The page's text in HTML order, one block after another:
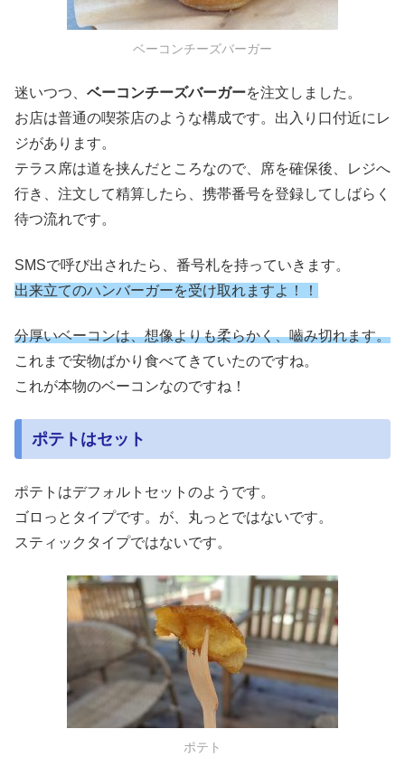
ベーコンチーズバーガー
迷いつつ、 ベーコンチーズバーガーを注文しました。
お店は普通の喫茶店のような構成です。出入り口付近にレ
ジがあります。
テラス席は道を挟んだところなので、席を確保後、レジへ
行き、注文して精算したら、携帯番号を登録してしばらく
待つ流れです。
SMSで呼び出されたら、番号札を持っていきます。
出来立てのハンバーガーを受け取れますよ！！
分厚いベーコンは、想像よりも柔らかく、嚙み切れます。
これまで安物ばかり食べてきていたのですね。
これが本物のベーコンなのですね！
ポテトはセット
ポテトはデフォルトセットのようです。
ゴロっとタイプです。が、丸っとではないです。
スティックタイプではないです。
ポテト